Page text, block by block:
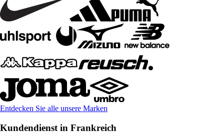
Entdecken Sie alle unsere Marken
Kundendienst in Frankreich